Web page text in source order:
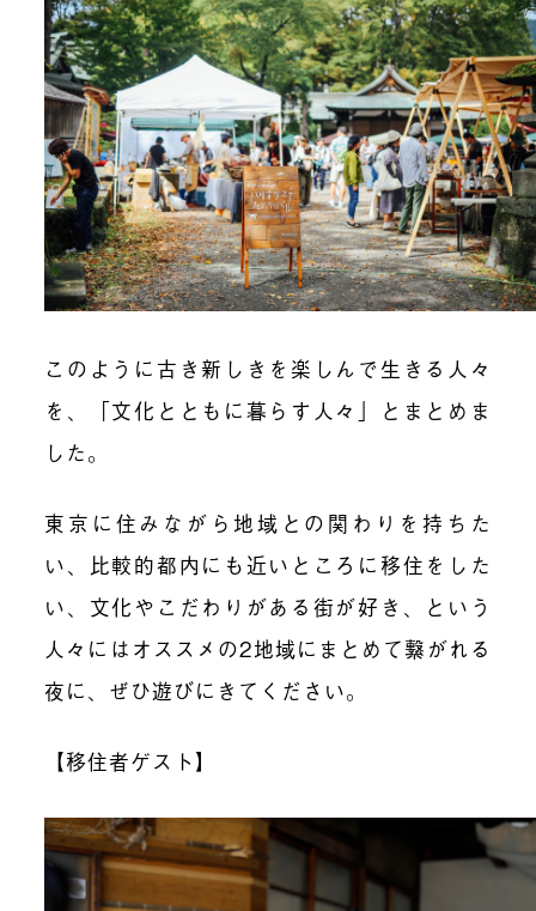
このように古き新しきを楽しんで生きる人々
を、「文化とともに暮らす人々」とまとめま
した。
東京に住みながら地域との関わりを持ちた
い、比較的都内にも近いところに移住をした
い、文化やこだわりがある街が好き、という
人々にはオススメの2地域にまとめて繋がれる
夜に、ぜひ遊びにきてください。
【移住者ゲスト】